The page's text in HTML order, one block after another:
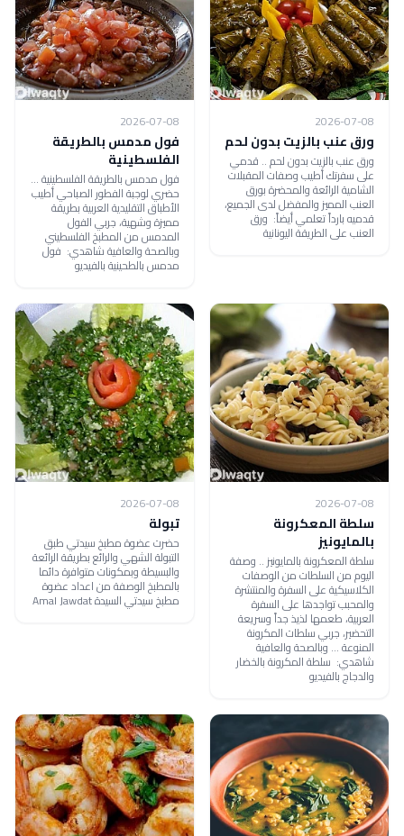
2026-07-08
ورق عنب بالزيت بدون لحم
ورق عنب بالزيت بدون لحم .. قدمي
على سفرتك أطيب وصفات المقبلات
الشامية الرائعة والمحضرة بورق
العنب المميز والمفضل لدى الجميع،
قدميه بارداً تعلمي أيضاً: ورق
العنب على الطريقة اليونانية
2026-07-08
فول مدمس بالطريقة
الفلسطينية
فول مدمس بالطريقة الفلسطينية ...
حضري لوجبة الفطور الصباحي أطيب
الأطباق التقليدية العربية بطريقة
مميزة وشهية، جربي الفول
المدمس من المطبخ الفلسطيني
وبالصحة والعافية شاهدي: فول
مدمس بالطحينية بالفيديو
2026-07-08
سلطة المعكرونة
بالمايونيز
سلطة المعكرونة بالمايونيز .. وصفة
اليوم من السلطات من الوصفات
الكلاسيكية على السفرة والمنتشرة
والمحبب تواجدها على السفرة
العربية، طعمها لذيذ جداً وسريعة
التحضير، جربي سلطات المكرونة
المنوعة ... وبالصحة والعافية
شاهدي: سلطة المكرونة بالخضار
والدجاج بالفيديو
2026-07-08
تبولة
حضرت عضوة مطبخ سيدتي طبق
التبولة الشهي والرائع بطريقة الرائعة
والبسيطة وبمكونات متوافرة دائما
بالمطبخ الوصفة من اعداد عضوة
مطبخ سيدتي السيدة Amal Jawdat